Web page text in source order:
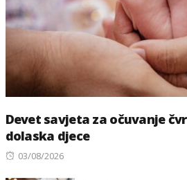
Devet savjeta za očuvanje
dolaska djece
Posted
03/08/2026